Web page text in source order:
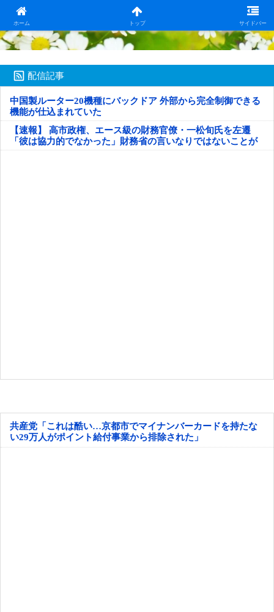
ホーム トップ サイドバー
日本第一！ニュース録
配信記事
中国製ルーター20機種にバックドア 外部から完全制御できる
機能が仕込まれていた
【速報】 高市政権、エース級の財務官僚・一松旬氏を左遷
「彼は協力的でなかった」財務省の言いなりではないことが
判明
共産党「これは酷い…京都市でマイナンバーカードを持たな
い29万人がポイント給付事業から排除された」